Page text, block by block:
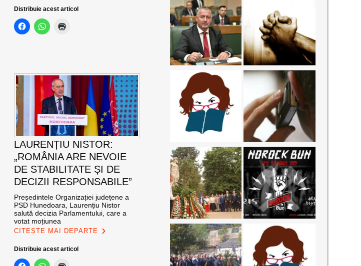
Distribuie acest articol
LAURENȚIU NISTOR:
„ROMÂNIA ARE NEVOIE
DE STABILITATE ȘI DE
DECIZII RESPONSABILE”
Președintele Organizației județene a
PSD Hunedoara, Laurențiu Nistor
salută decizia Parlamentului, care a
votat moțiunea
CITEȘTE MAI DEPARTE
Distribuie acest articol